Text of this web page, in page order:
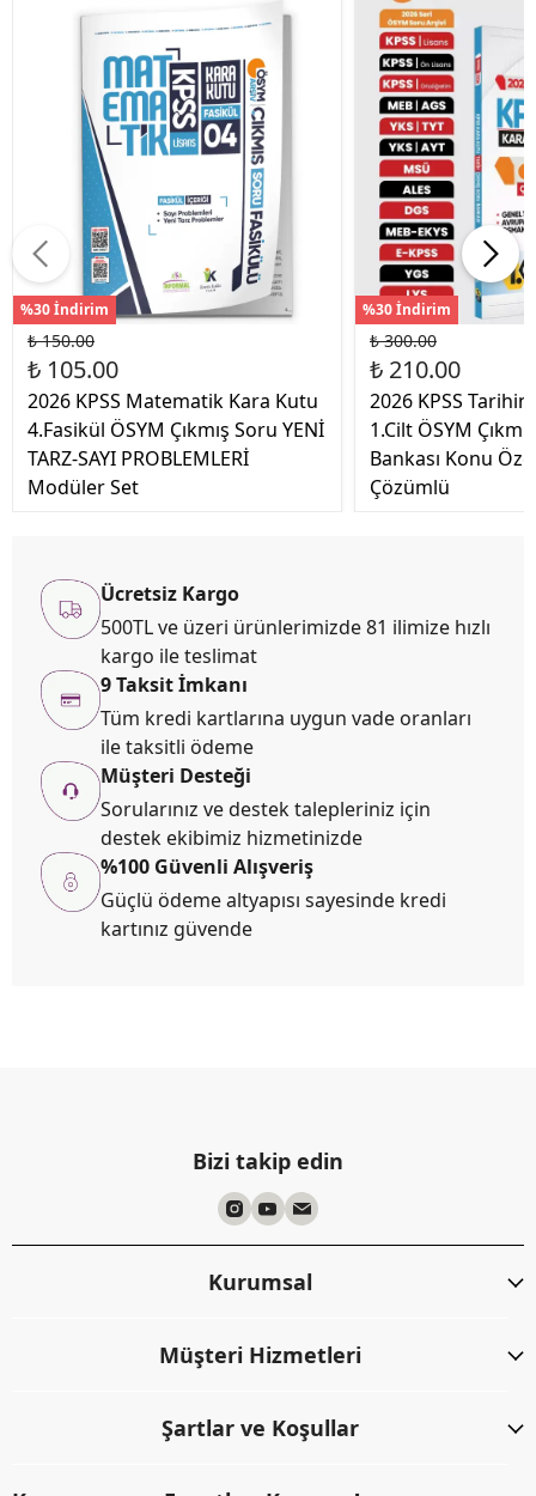
%30 İndirim
₺ 150.00
₺ 105.00
2026 KPSS Matematik Kara Kutu
4.Fasikül ÖSYM Çıkmış Soru YENİ
TARZ-SAYI PROBLEMLERİ
Modüler Set
%30 İndirim
₺ 300.00
₺ 210.00
2026 KPSS
1.Cilt ÖSYM
Bankası Konu
Çözümlü
Ücretsiz Kargo
500TL ve üzeri ürünlerimizde 81 ilimize hızlı
kargo ile teslimat
9 Taksit İmkanı
Tüm kredi kartlarına uygun vade oranları
ile taksitli ödeme
Müşteri Desteği
Sorularınız ve destek talepleriniz için
destek ekibimiz hizmetinizde
%100 Güvenli Alışveriş
Güçlü ödeme altyapısı sayesinde kredi
kartınız güvende
Bizi takip edin
Kurumsal
Müşteri Hizmetleri
Şartlar ve Koşullar